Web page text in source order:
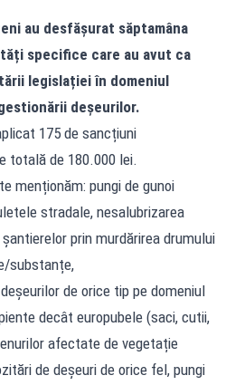
au desfășurat săptamâna
specifice care au avut ca
legislației în domeniul
deșeurilor.
175 de sancțiuni
totală de 180.000 lei.
menționăm: pungi de gunoi
stradale, nesalubrizarea
prin murdărirea drumului
substanțe,
de orice tip pe domeniul
decât europubele (saci, cutii,
afectate de vegetație
de deșeuri de orice fel, pungi